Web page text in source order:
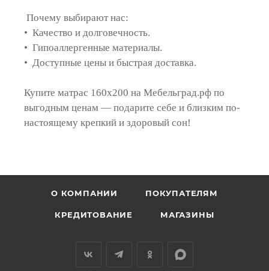
Почему выбирают нас:
• Качество и долговечность.
• Гипоаллергенные материалы.
• Доступные цены и быстрая доставка.
Купите матрас 160х200 на Мебельград.рф по
выгодным ценам — подарите себе и близким по-
настоящему крепкий и здоровый сон!
О КОМПАНИИ ПОКУПАТЕЛЯМ
КРЕДИТОВАНИЕ МАГАЗИНЫ